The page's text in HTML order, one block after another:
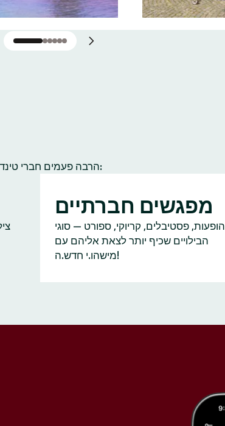
הרבה פעמים חברי טינדר מוצאים תחומי עניין משותפים להם ולחברי קהילה אחרים. הנה כמה תחומי עניין נפוצים:
מפגשים חברתיים
הופעות, פסטיבלים, קריוקי, ספורט — סוגי
הבילויים שכיף יותר לצאת אליהם עם
מישהו.י חדש.ה!